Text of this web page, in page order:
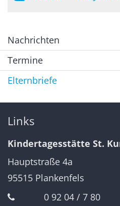
Nachrichten
Termine
Elternbriefe
Links
Kindertagesstätte St.
Hauptstraße 4a
95515 Plankenfels
0 92 04 / 7 80